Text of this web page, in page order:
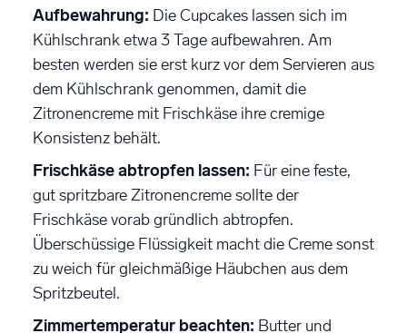
Aufbewahrung: Die Cupcakes lassen sich im
Kühlschrank etwa 3 Tage aufbewahren. Am
besten werden sie erst kurz vor dem Servieren aus
dem Kühlschrank genommen, damit die
Zitronencreme mit Frischkäse ihre cremige
Konsistenz behält.
Frischkäse abtropfen lassen: Für eine feste,
gut spritzbare Zitronencreme sollte der
Frischkäse vorab gründlich abtropfen.
Überschüssige Flüssigkeit macht die Creme sonst
zu weich für gleichmäßige Häubchen aus dem
Spritzbeutel.
Zimmertemperatur beachten: Butter und